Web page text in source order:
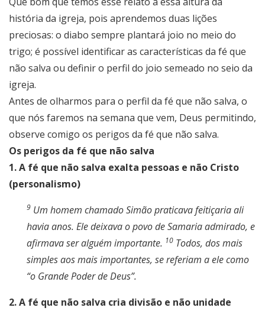
história da igreja, pois aprendemos duas lições
preciosas: o diabo sempre plantará joio no meio do
trigo; é possível identificar as características da fé que
não salva ou definir o perfil do joio semeado no seio da
igreja.
Antes de olharmos para o perfil da fé que não salva, o
que nós faremos na semana que vem, Deus permitindo,
observe comigo os perigos da fé que não salva.
Os perigos da fé que não salva
1. A fé que não salva exalta pessoas e não Cristo
(personalismo)
9 Um homem chamado Simão praticava feitiçaria ali
havia anos. Ele deixava o povo de Samaria admirado, e
afirmava ser alguém importante. 10 Todos, dos mais
simples aos mais importantes, se referiam a ele como
“o Grande Poder de Deus”.
2. A fé que não salva cria divisão e não unidade